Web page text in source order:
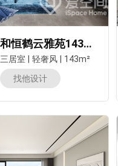
和恒鹤云雅苑143平米三居室轻奢风装修案例
三居室 轻奢风
143m²
找他设计